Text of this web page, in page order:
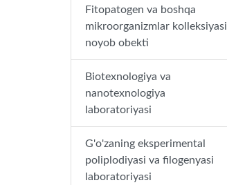
Fitopatogen va boshqa
mikroorganizmlar kolleksiyasi
noyob obekti
Biotexnologiya va
nanotexnologiya
laboratoriyasi
G'o'zaning eksperimental
poliplodiyasi va filogenyasi
laboratoriyasi